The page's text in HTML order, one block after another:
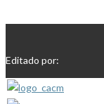
Editado por: